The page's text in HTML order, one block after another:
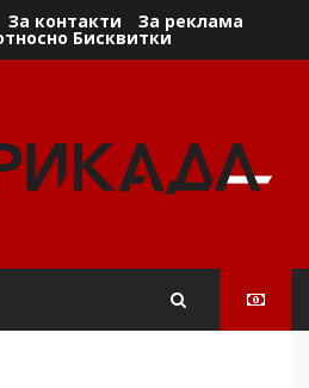
За контакти За реклама
Бисквитки